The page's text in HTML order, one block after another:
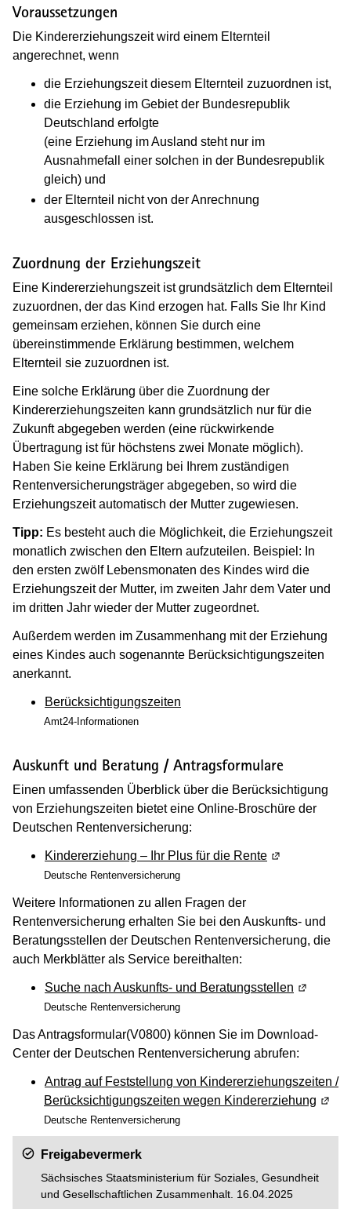
Voraussetzungen
Die Kindererziehungszeit wird einem Elternteil
angerechnet, wenn
die Erziehungszeit diesem Elternteil zuzuordnen ist,
die Erziehung im Gebiet der Bundesrepublik
Deutschland erfolgte
(eine Erziehung im Ausland steht nur im
Ausnahmefall einer solchen in der Bundesrepublik
gleich) und
der Elternteil nicht von der Anrechnung
ausgeschlossen ist.
Zuordnung der Erziehungszeit
Eine Kindererziehungszeit ist grundsätzlich dem Elternteil
zuzuordnen, der das Kind erzogen hat. Falls Sie Ihr Kind
gemeinsam erziehen, können Sie durch eine
übereinstimmende Erklärung bestimmen, welchem
Elternteil sie zuzuordnen ist.
Eine solche Erklärung über die Zuordnung der
Kindererziehungszeiten kann grundsätzlich nur für die
Zukunft abgegeben werden (eine rückwirkende
Übertragung ist für höchstens zwei Monate möglich).
Haben Sie keine Erklärung bei Ihrem zuständigen
Rentenversicherungsträger abgegeben, so wird die
Erziehungszeit automatisch der Mutter zugewiesen.
Tipp: Es besteht auch die Möglichkeit, die Erziehungszeit
monatlich zwischen den Eltern aufzuteilen. Beispiel: In
den ersten zwölf Lebensmonaten des Kindes wird die
Erziehungszeit der Mutter, im zweiten Jahr dem Vater und
im dritten Jahr wieder der Mutter zugeordnet.
Außerdem werden im Zusammenhang mit der Erziehung
eines Kindes auch sogenannte Berücksichtigungszeiten
anerkannt.
Berücksichtigungszeiten
Amt24-Informationen
Auskunft und Beratung / Antragsformulare
Einen umfassenden Überblick über die Berücksichtigung
von Erziehungszeiten bietet eine Online-Broschüre der
Deutschen Rentenversicherung:
Kindererziehung – Ihr Plus für die Rente (Wird in
Deutsche Rentenversicherung
Weitere Informationen zu allen Fragen der
Rentenversicherung erhalten Sie bei den Auskunfts- und
Beratungsstellen der Deutschen Rentenversicherung, die
auch Merkblätter als Service bereithalten:
Suche nach Auskunfts- und Beratungsstellen (Wird in
Deutsche Rentenversicherung
Das Antragsformular(V0800) können Sie im Download-
Center der Deutschen Rentenversicherung abrufen:
Antrag auf Feststellung von Kindererziehungszeiten /
Berücksichtigungszeiten wegen Kindererziehung
Deutsche Rentenversicherung
Freigabevermerk
Sächsisches Staatsministerium für Soziales, Gesundheit
und Gesellschaftlichen Zusammenhalt. 16.04.2025